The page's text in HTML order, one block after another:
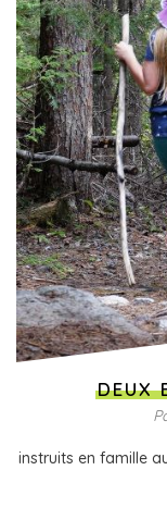
DEUX
instruits en famille